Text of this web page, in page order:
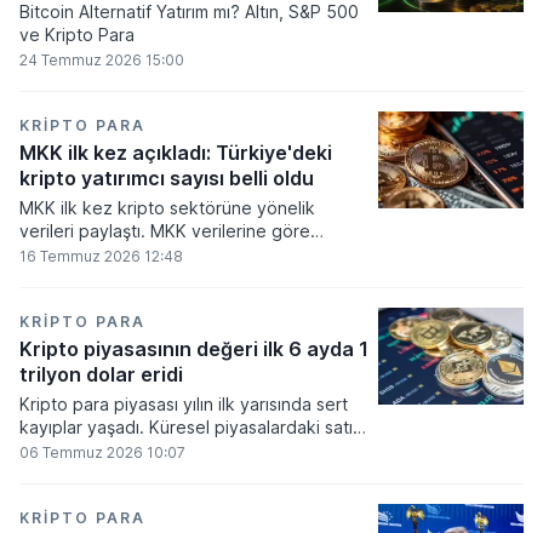
Bitcoin Alternatif Yatırım mı? Altın, S&P 500
ve Kripto Para
24 Temmuz 2026 15:00
KRIPTO PARA
MKK ilk kez açıkladı: Türkiye'deki
kripto yatırımcı sayısı belli oldu
MKK ilk kez kripto sektörüne yönelik
verileri paylaştı. MKK verilerine göre
platformlarda bugüne kadar 5,6 milyon
olarak belirlendi.
16 Temmuz 2026 12:48
KRIPTO PARA
Kripto piyasasının değeri ilk 6 ayda 1
trilyon dolar eridi
Kripto para piyasası yılın ilk yarısında sert
kayıplar yaşadı. Küresel piyasalardaki satış
baskısı ve artan faiz baskısının etkisiyle
06 Temmuz 2026 10:07
KRIPTO PARA